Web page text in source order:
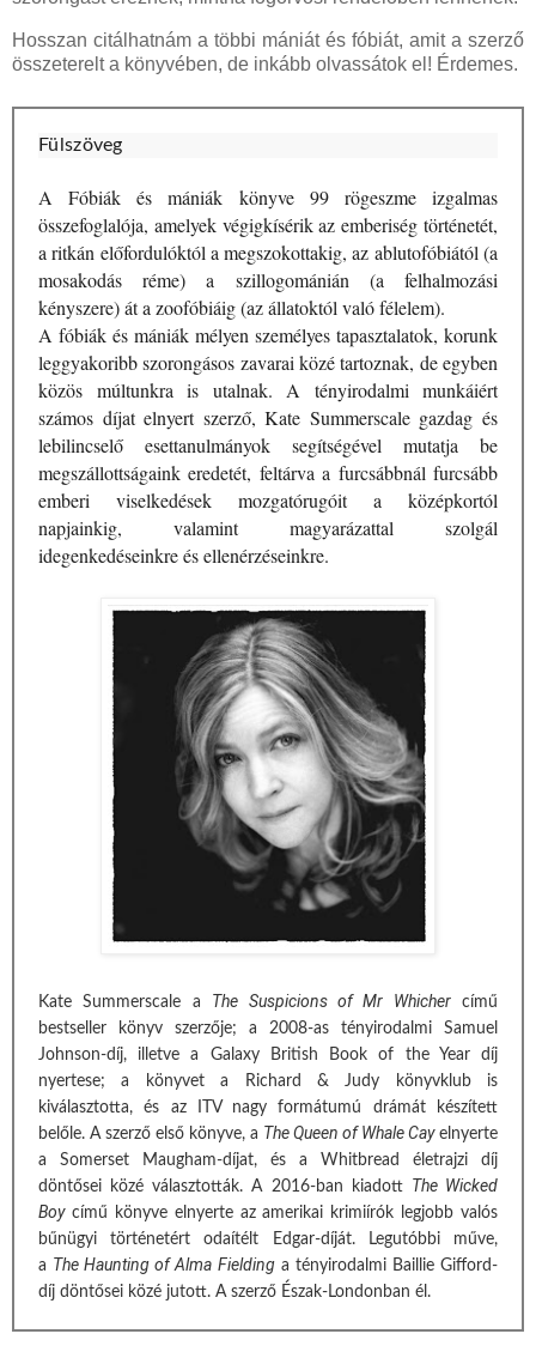
Hosszan citálhatnám a többi mániát és fóbiát, amit a szerző
összeterelt a könyvében, de inkább olvassátok el! Érdemes.
Fülszöveg
A Fóbiák és mániák könyve 99 rögeszme izgalmas
összefoglalója, amelyek végigkísérik az emberiség történetét,
a ritkán előfordulóktól a megszokottakig, az ablutofóbiától (a
mosakodás réme) a szillogománián (a felhalmozási
kényszere) át a zoofóbiáig (az állatoktól való félelem).
A fóbiák és mániák mélyen személyes tapasztalatok, korunk
leggyakoribb szorongásos zavarai közé tartoznak, de egyben
közös múltunkra is utalnak. A tényirodalmi munkáiért
számos díjat elnyert szerző, Kate Summerscale gazdag és
lebilincselő esettanulmányok segítségével mutatja be
megszállottságaink eredetét, feltárva a furcsábbnál furcsább
emberi viselkedések mozgatórugóit a középkortól
napjainkig, valamint magyarázattal szolgál
idegenkedéseinkre és ellenérzéseinkre.
Kate Summerscale a The Suspicions of Mr Whichercímű
bestseller könyv szerzője; a 2008-as tényirodalmi Samuel
Johnson-díj, illetve a Galaxy British Book of the Year díj
nyertese; a könyvet a Richard & Judy könyvklub is
kiválasztotta, és az ITV nagy formátumú drámát készített
belőle. A szerző első könyve, a The Queen of Whale Cayelnyerte
a Somerset Maugham-díjat, és a Whitbread életrajzi díj
döntősei közé választották. A 2016-ban kiadott The Wicked
Boycímű könyve elnyerte az amerikai krimiírók legjobb valós
bűnügyi történetért odaítélt Edgar-díját. Legutóbbi műve,
a The Haunting of Alma Fieldinga tényirodalmi Baillie Gifford-
díj döntősei közé jutott. A szerző Észak-Londonban él.